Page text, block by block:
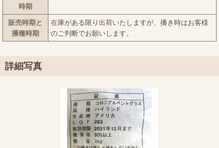
時期
販売時期と
播種時期
在庫がある限り出荷いたしますが、播き時はお客様
のご判断でお願いします。
詳細写真